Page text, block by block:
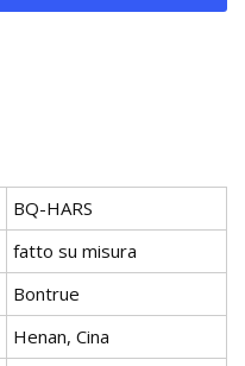
BQ-HARS
fatto su misura
Bontrue
Henan, Cina